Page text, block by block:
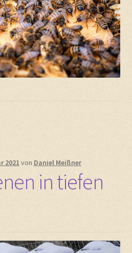
2021 von Daniel Meißner
in tiefen